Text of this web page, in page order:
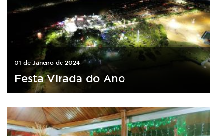
01 de Janeiro de 2024
Festa Virada do Ano